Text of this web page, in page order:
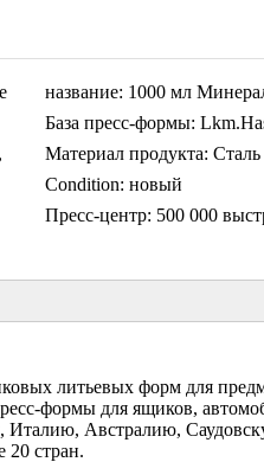
название: 1000 мл
База пресс-формы:
Материал продукта: Сталь
Condition: новый
Пресс-центр: 500 000
литьевых форм для
формы для ящиков,
Италию, Австралию,
стран.